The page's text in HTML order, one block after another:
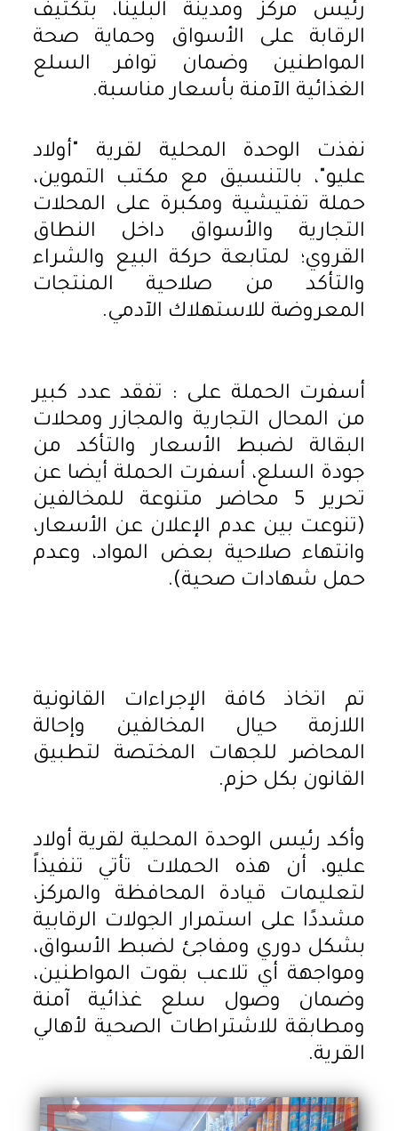
رئيس مركز ومدينة البلينا، بتكثيف
الرقابة على الأسواق وحماية صحة
المواطنين وضمان توافر السلع
الغذائية الآمنة بأسعار مناسبة.
​نفذت الوحدة المحلية لقرية "أولاد
عليو"، بالتنسيق مع مكتب التموين،
حملة تفتيشية ومكبرة على المحلات
التجارية والأسواق داخل النطاق
القروي؛ لمتابعة حركة البيع والشراء
والتأكد من صلاحية المنتجات
المعروضة للاستهلاك الآدمي.
​أسفرت الحملة على : تفقد عدد كبير
من المحال التجارية والمجازر ومحلات
البقالة لضبط الأسعار والتأكد من
جودة السلع، أسفرت الحملة أيضا عن
تحرير 5 محاضر متنوعة للمخالفين
(تنوعت بين عدم الإعلان عن الأسعار،
وانتهاء صلاحية بعض المواد، وعدم
حمل شهادات صحية).
تم اتخاذ كافة الإجراءات القانونية
اللازمة حيال المخالفين وإحالة
المحاضر للجهات المختصة لتطبيق
القانون بكل حزم.
وأكد رئيس الوحدة المحلية لقرية أولاد
عليو، أن هذه الحملات تأتي تنفيذاً
لتعليمات قيادة المحافظة والمركز،
مشددًا على استمرار الجولات الرقابية
بشكل دوري ومفاجئ لضبط الأسواق،
ومواجهة أي تلاعب بقوت المواطنين،
وضمان وصول سلع غذائية آمنة
ومطابقة للاشتراطات الصحية لأهالي
القرية.